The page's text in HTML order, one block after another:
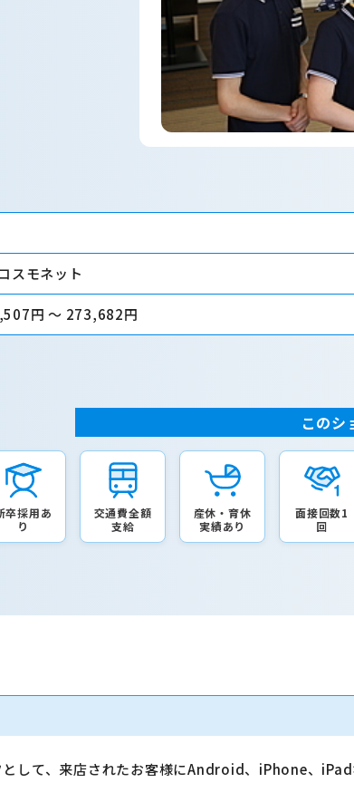
スモネット
円 〜 273,682円
このシ
卒採用あ
り
交通費全額
支給
産休・育休
実績あり
面接回数1
回
して、来店されたお客様にAndroid、iPhone、